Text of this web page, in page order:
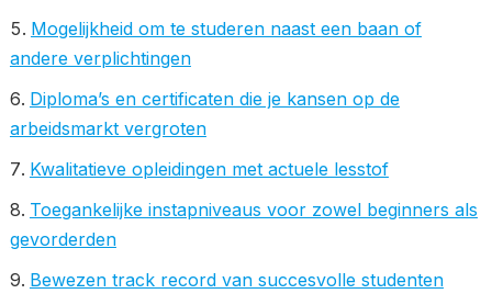
Mogelijkheid om te studeren naast een baan of
andere verplichtingen
Diploma’s en certificaten die je kansen op de
arbeidsmarkt vergroten
Kwalitatieve opleidingen met actuele lesstof
Toegankelijke instapniveaus voor zowel beginners als
gevorderden
Bewezen track record van succesvolle studenten